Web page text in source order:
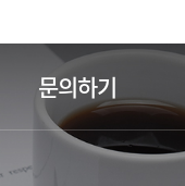
문의하기